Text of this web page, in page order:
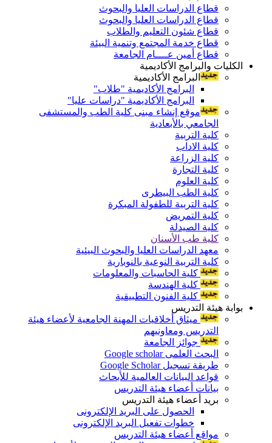
قطاع الدراسات العليا والبحوث
قطاع الدراسات العليا والبحوث
قطاع شئون التعليم والطلاب
قطاع خدمة المجتمع وتنمية البيئة
قطاع أمين عــــام الجامعة
الكليات والبرامج الأكاديمية
البرامج الأكاديمية
البرامج الأكاديمية "طلاب"
البرامج الأكاديمية "دراسات عليا"
موقع إنشاء مبنى كلية الطب والمستشفى
الجامعي بالأبعادية
كلية التربية
كلية الاداب
كلية الزراعة
كلية التجارة
كلية العلوم
كلية الطب البيطرى
كلية التربية للطفولة المبكرة
كلية التمريض
كلية الصيدلة
كلية طب الأسنان
معهد الدراسات العليا والبحوث البيئية
كلية التربية النوعية بالنوبارية
كلية الحاسبات والمعلومات
كلية الهندسة
كلية الفنون التطبيقية
بوابة هيئة التدريس
ميثاق أخلاقيات المهنة الجامعية لأعضاء هيئة
التدريس ومعاونيهم
جوائز الجامعة
البحث العلمى Google scholar
طريقة تسجيل Google Scholar
قواعد البيانات العالمية للأبحاث
بيانات أعضاء هيئة التدريس
بريد أعضاء هيئة التدريس
الحصول على البريد الإلكترونى
خطوات تفعيل البريد الإلكترونى
مواقع أعضاء هيئة التدريس